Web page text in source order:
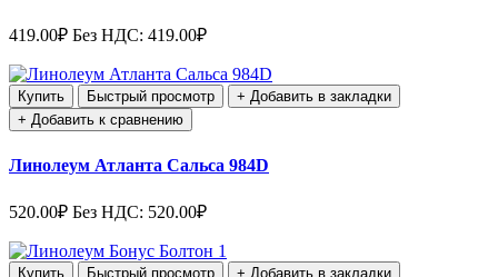
419.00₽ Без НДС: 419.00₽
Купить Быстрый просмотр
+ Добавить в закладки
+ Добавить к сравнению
Линолеум Атланта Сальса 984D
520.00₽ Без НДС: 520.00₽
Купить Быстрый просмотр
+ Добавить в закладки